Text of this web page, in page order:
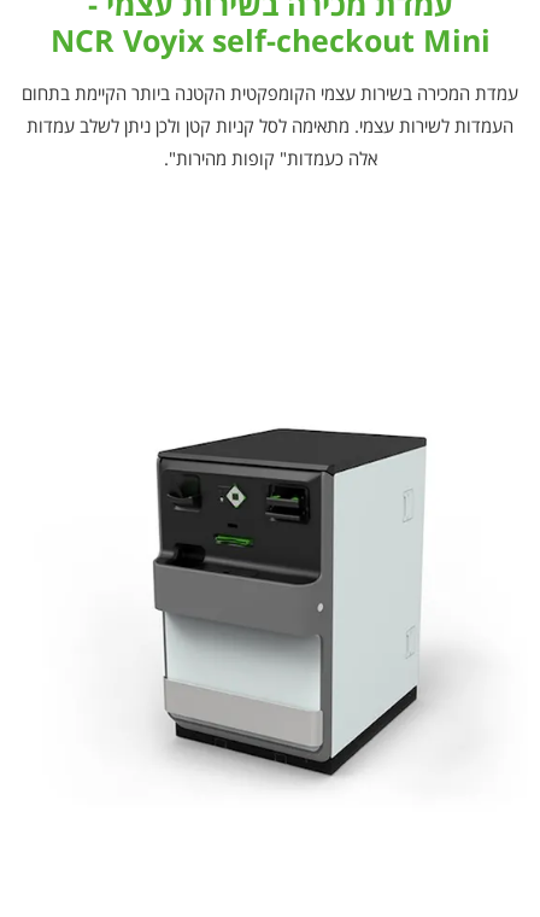
NCR Voyix self-checkout Mini
עמדת המכירה בשירות עצמי הקומפקטית הקטנה ביותר הקיימת בתחום
העמדות לשירות עצמי. מתאימה לסל קניות קטן ולכן ניתן לשלב עמדות
אלה כעמדות" קופות מהירות".